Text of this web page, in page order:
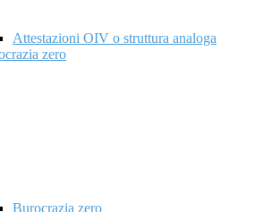
Attestazioni OIV o struttura analoga
zero
Burocrazia zero